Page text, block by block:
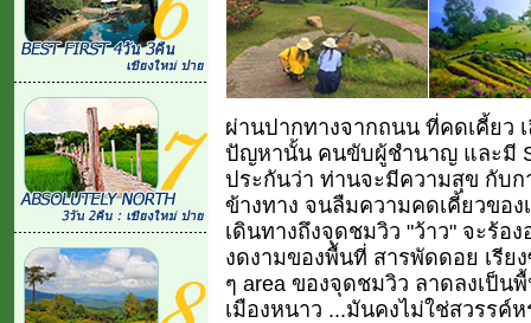
ผ่านปากทางจากถนน ที่คดเคี้ยว
ปัญหานั้น คนขับผู้ชำนาญ และมี
ประกันว่า ท่านจะมีความสุข กับ
ข้างทาง จนลืมความคดเคี้ยวของ
เดินทางถึงจุดชมวิว "ว้าว" จะร้อ
งดงามของพื้นที่ สารพัดดอย เรี
ๆ area ของจุดชมวิว ลาดลงเป็
เมืองหนาว ...มันคงไม่ใช่สวรรค์